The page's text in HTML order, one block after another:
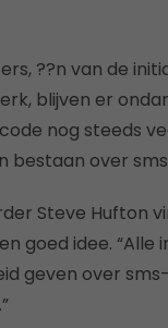
??n van de
blijven er
nog steeds
bestaan over
Steve Hufton
goed idee. “Alle
geven over